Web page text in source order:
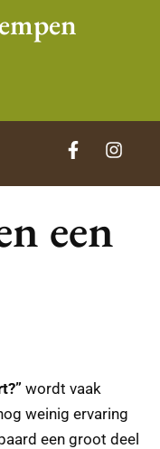
een
wordt vaak
weinig ervaring
een groot deel